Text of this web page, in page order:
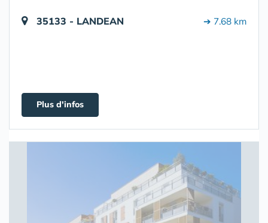
35133 - LANDEAN ➔ 7.68 km
Plus d'infos